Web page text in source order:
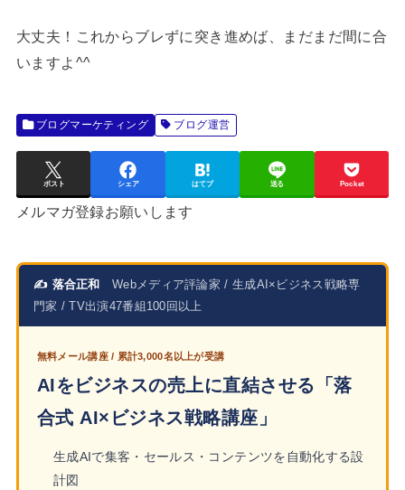
大丈夫！これからブレずに突き進めば、まだまだ間に合
いますよ^^
ブログマーケティング ブログ運営
ポスト シェア はてブ 送る Pocket
メルマガ登録お願いします
✍ 落合正和
Webメディア評論家 / 生成AI×ビジネス戦略専
門家 / TV出演47番組100回以上
無料メール講座 / 累計3,000名以上が受講
AIをビジネスの売上に直結させる「落
合式 AI×ビジネス戦略講座」
生成AIで集客・セールス・コンテンツを自動化する設
計図